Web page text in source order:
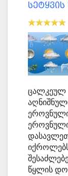
ცალკეულ
წყლის